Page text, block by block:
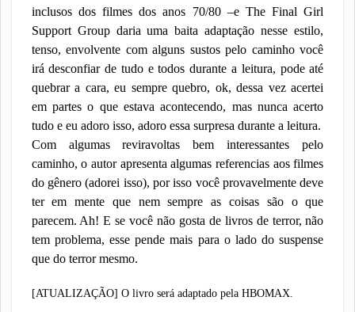
inclusos dos filmes dos anos 70/80 –e The Final Girl
Support Group daria uma baita adaptação nesse estilo,
tenso, envolvente com alguns sustos pelo caminho você
irá desconfiar de tudo e todos durante a leitura, pode até
quebrar a cara, eu sempre quebro, ok, dessa vez acertei
em partes o que estava acontecendo, mas nunca acerto
tudo e eu adoro isso, adoro essa surpresa durante a leitura.
Com algumas reviravoltas bem interessantes pelo
caminho, o autor apresenta algumas referencias aos filmes
do gênero (adorei isso), por isso você provavelmente deve
ter em mente que nem sempre as coisas são o que
parecem. Ah! E se você não gosta de livros de terror, não
tem problema, esse pende mais para o lado do suspense
que do terror mesmo.
[ATUALIZAÇÃO] O livro será adaptado pela HBOMAX.